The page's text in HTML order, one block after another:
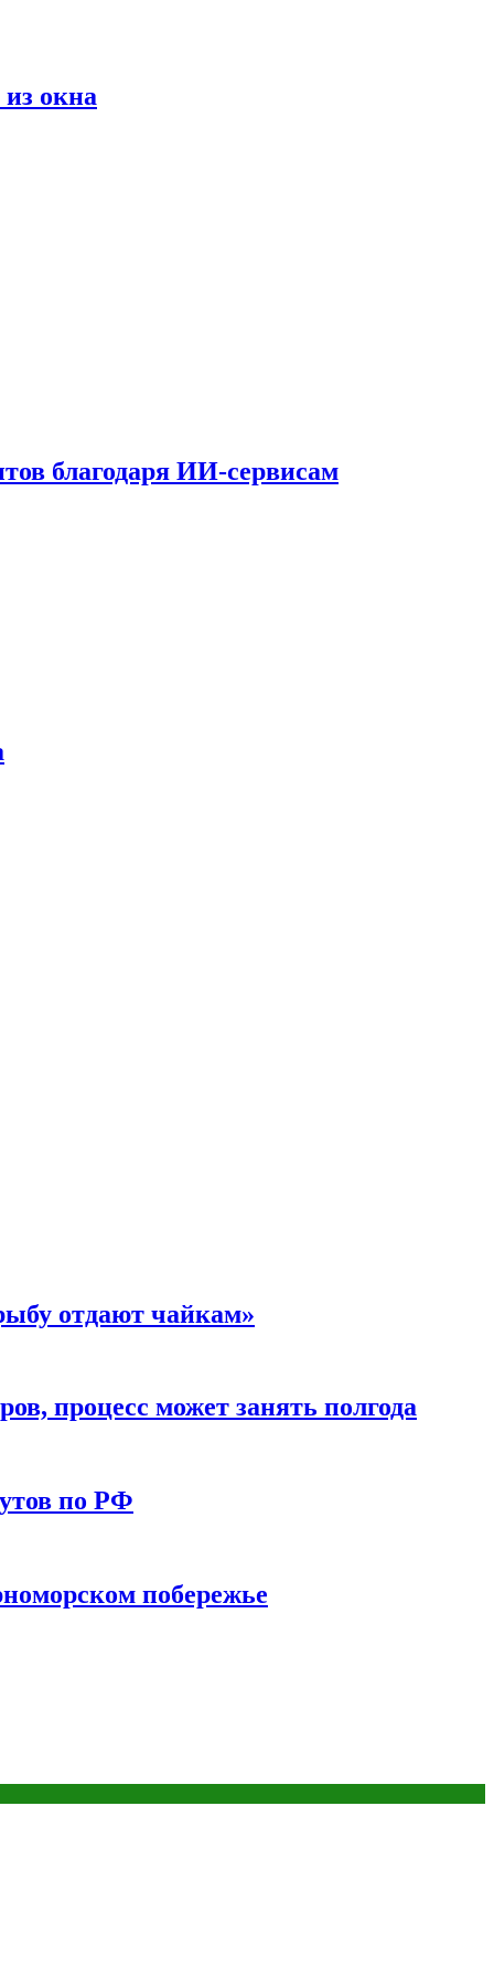
окна
благодаря ИИ-сервисам
отдают чайкам»
процесс может занять полгода
по РФ
побережье